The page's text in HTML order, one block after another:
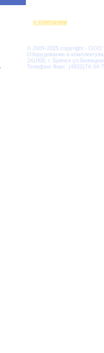
о компании
© 2009-2025 copyright - ООО
Оборудование и
241000, г. Брянск
Телефон/ Факс: (4832)74-34-